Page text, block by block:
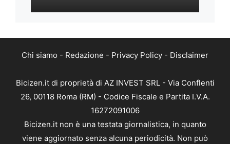
Chi siamo - Redazione - Privacy Policy - Disclaimer
Bicizen.it di proprietà di AZ INVEST SRL - Via Conflenti
26, 00118 Roma (RM) - Codice Fiscale e Partita I.V.A.
16272091006
Bicizen.it non è una testata giornalistica, in quanto
viene aggiornato senza alcuna periodicità. Non può